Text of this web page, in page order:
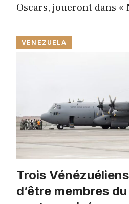
Oscars, joueront dans «
VENEZUELA
Trois
d’être membres